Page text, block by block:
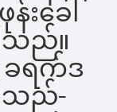
းခေါ်
သည်။
ခရက်ဒ
သည်-